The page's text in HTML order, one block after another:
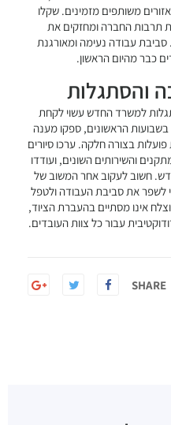
משותפים מזמינים. שקלו
תרבות החברה ומחזקים את
סביבת עבודה נעימה ומאורגנת
כבר מהיום הראשון.
והסתגלות
למשרד החדש עשוי לקחת
הראשונים, ספקו מענה
בצורה חלקה. ערכו סיורים
והשירותים השונים, ועודדו
חשוב לעקוב אחר המשוב של
לשפר את סביבת העבודה ולטפל
אינו מסתיים בהעברת הציוד,
עבור כל צוות העובדים.
SHARE